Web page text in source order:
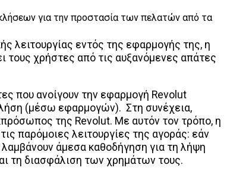
λειτουργίας εντός της εφαρμογής της, η
τους χρήστες από τις αυξανόμενες απάτες
που ανοίγουν την εφαρμογή Revolut
(μέσω εφαρμογών). Στη συνέχεια,
της Revolut. Με αυτόν τον τρόπο, η
παρόμοιες λειτουργίες της αγοράς: εάν
άμεσα καθοδήγηση για τη λήψη
τη διασφάλιση των χρημάτων τους.